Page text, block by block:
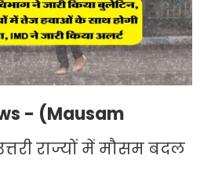
- (Mausam
राज्यों में मौसम बदल